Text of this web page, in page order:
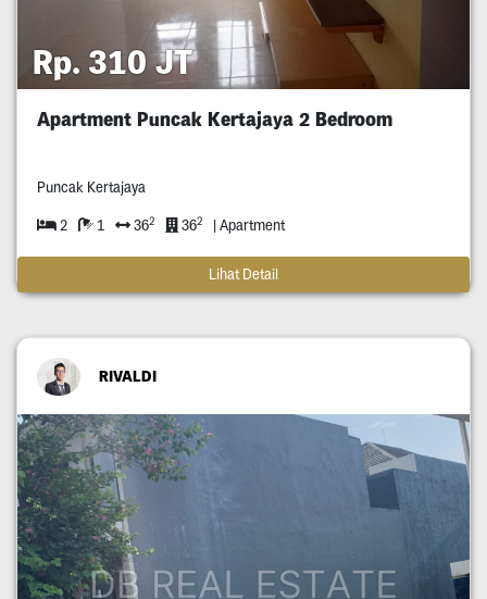
Rp. 310 JT
Apartment Puncak Kertajaya 2 Bedroom
Puncak Kertajaya
2 1 362 362 | Apartment
Lihat Detail
RIVALDI